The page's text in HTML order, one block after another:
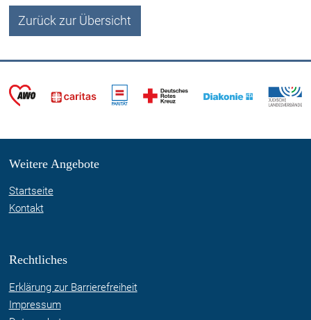
Zurück zur Übersicht
Weitere Angebote
Startseite
Kontakt
Rechtliches
Erklärung zur Barrierefreiheit
Impressum